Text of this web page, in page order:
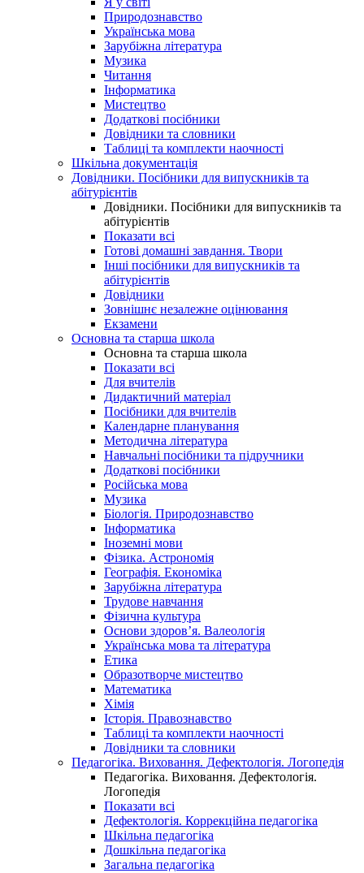
Природознавство
Українська мова
Зарубіжна література
Музика
Читання
Інформатика
Мистецтво
Додаткові посібники
Довідники та словники
Таблиці та комплекти наочності
Шкільна документація
Довідники. Посібники для випускників та
абітурієнтів
Довідники. Посібники для випускників та
абітурієнтів
Показати всі
Готові домашні завдання. Твори
Інші посібники для випускників та
абітурієнтів
Довідники
Зовнішнє незалежне оцінювання
Екзамени
Основна та старша школа
Основна та старша школа
Показати всі
Для вчителів
Дидактичний матеріал
Посібники для вчителів
Календарне планування
Методична література
Навчальні посібники та підручники
Додаткові посібники
Російська мова
Музика
Біологія. Природознавство
Інформатика
Іноземні мови
Фізика. Астрономія
Географія. Економіка
Зарубіжна література
Трудове навчання
Фізична культура
Основи здоров’я. Валеологія
Українська мова та література
Етика
Образотворче мистецтво
Математика
Хімія
Історія. Правознавство
Таблиці та комплекти наочності
Довідники та словники
Педагогіка. Виховання. Дефектологія. Логопедія
Педагогіка. Виховання. Дефектологія.
Логопедія
Показати всі
Дефектологія. Коррекційна педагогіка
Шкільна педагогіка
Дошкільна педагогіка
Загальна педагогіка